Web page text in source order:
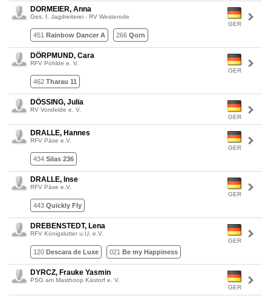
GER
DORMEIER, Anna
Ges. f. Jagdreiterei - RV Westerode
451 Rainbow Dancer A 266 Qorn
GER
DÖRPMUND, Cara
RFV Pöhlde e. V.
462 Tharau 11
GER
DÖSSING, Julia
RV Vorsfelde e. V.
GER
DRALLE, Hannes
RFV Päse e.V.
434 Silas 236
GER
DRALLE, Inse
RFV Päse e.V.
443 Quickly Fly
GER
DREBENSTEDT, Lena
RFV Königslutter u.U. e.V.
120 Descara de Luxe 021 Be my Happiness
GER
DYRCZ, Frauke Yasmin
PSG am Masthoop Kästorf e. V.